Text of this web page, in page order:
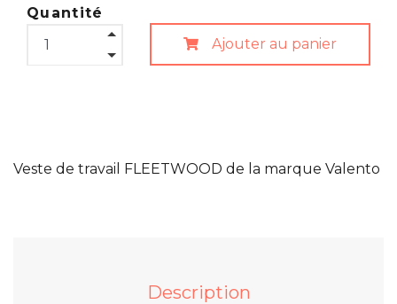
Quantité
Ajouter au panier
Veste de travail FLEETWOOD de la marque Valento
Description